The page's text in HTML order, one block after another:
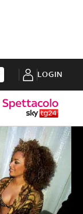
LOGIN